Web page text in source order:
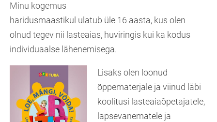
Minu kogemus
haridusmaastikul ulatub üle 16 aasta, kus olen
olnud tegev nii lasteaias, huviringis kui ka kodus
individuaalse lähenemisega.
Lisaks olen loonud
õppematerjale ja viinud läbi
koolitusi lasteaiaõpetajatele,
lapsevanematele ja